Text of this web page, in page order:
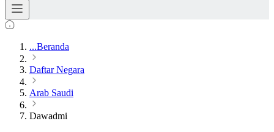
...Beranda
Daftar Negara
Arab Saudi
Dawadmi